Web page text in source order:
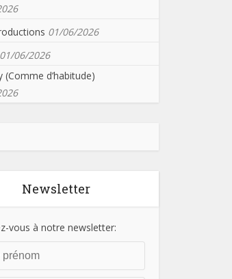
01/06/2026
01/06/2026
(Comme d’habitude)
Newsletter
vous à notre newsletter: